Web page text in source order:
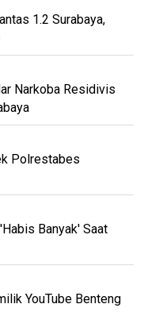
1.2 Surabaya,
Narkoba Residivis
Polrestabes
Banyak' Saat
YouTube Benteng